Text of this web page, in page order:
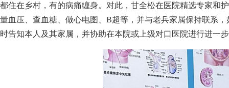
都住在乡村，有的病痛缠身。对此，甘全松在医院精选专家和
量血压、查血糖、做心电图、B超等，并与老兵家属保持联系
时告知本人及其家属，并协助在本院或上级对口医院进行进一